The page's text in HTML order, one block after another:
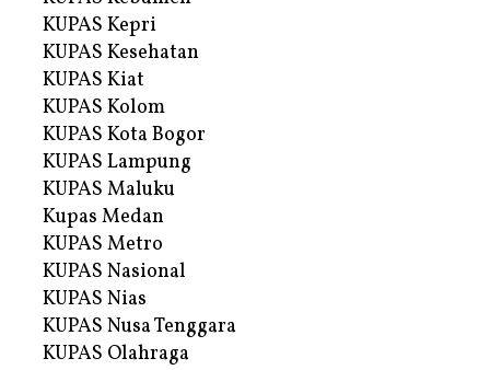
KUPAS Kepri
KUPAS Kesehatan
KUPAS Kiat
KUPAS Kolom
KUPAS Kota Bogor
KUPAS Lampung
KUPAS Maluku
Kupas Medan
KUPAS Metro
KUPAS Nasional
KUPAS Nias
KUPAS Nusa Tenggara
KUPAS Olahraga